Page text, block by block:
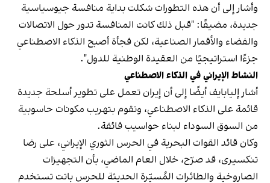
وأشار إلى أن هذه التطورات شكلت بداية منافسة جيوسياسية
جديدة، مضيفًا: "قبل ذلك كانت المنافسة تدور حول الاتصالات
والفضاء والأقمار الصناعية، لكن فجأة أصبح الذكاء الاصطناعي
جزءًا استراتيجيًا من العقيدة الوطنية للدول".
النشاط الإيراني في الذكاء الاصطناعي
أشار إليابايف أيضًا إلى أن إيران تعمل على تطوير أسلحة جديدة
قائمة على الذكاء الاصطناعي، وتقوم بتهريب مكونات حاسوبية
من السوق السوداء لبناء حواسيب فائقة.
وكان قائد القوات البحرية في الحرس الثوري الإيراني، علی رضا
تنكسیری، قد صرّح، خلال العام الماضي، بأن التجهيزات
الصاروخية والطائرات المُسيّرة الحديثة للحرس باتت تستخدم